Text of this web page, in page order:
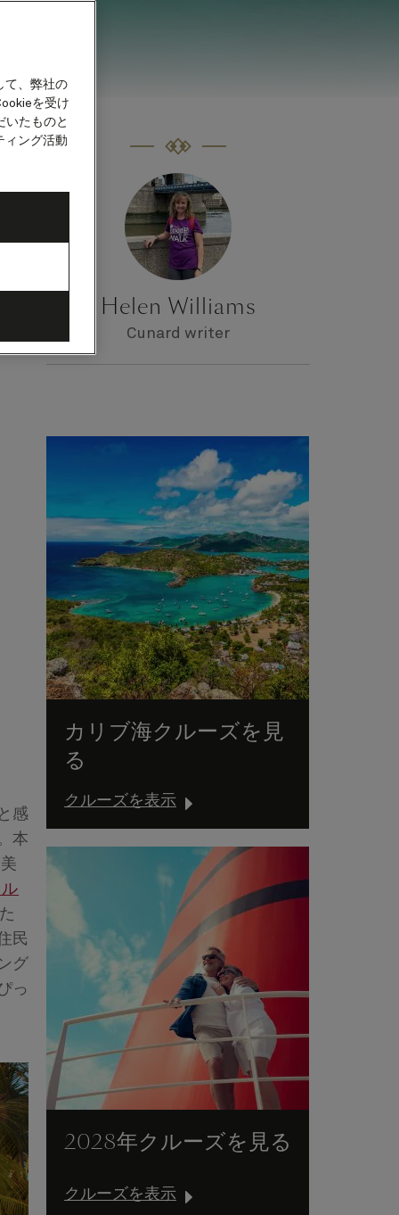
Helen Williams
Cunard writer
感
本
民
グ
っ
カリブ海クルーズを見
る
クルーズを表示
2028年クルーズを見る
クルーズを表示
て、弊社の
を受け
いたものと
ィング活動